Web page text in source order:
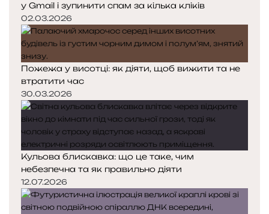
у Gmail і зупинити спам за кілька кліків
02.03.2026
Пожежа у висотці: як діяти, щоб вижити та не
втратити час
30.03.2026
Кульова блискавка: що це таке, чим
небезпечна та як правильно діяти
12.07.2026